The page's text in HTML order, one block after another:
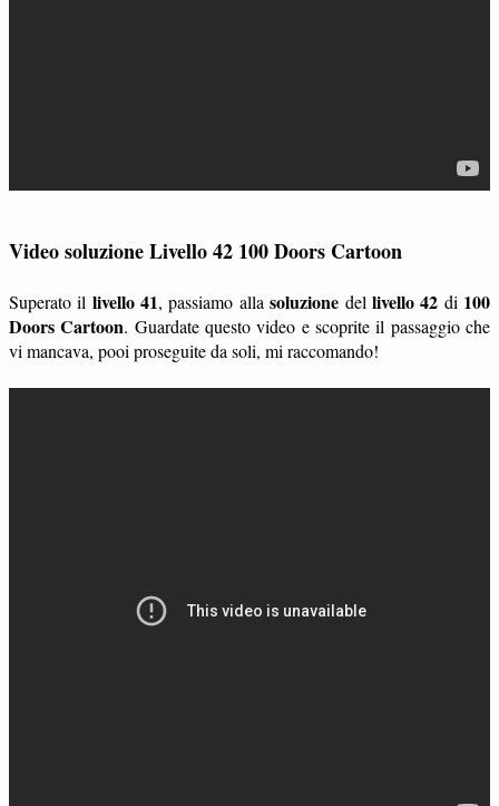
Video soluzione Livello 42 100 Doors Cartoon
Superato il livello 41, passiamo allasoluzione del livello 42 di 100
Doors Cartoon. Guardate questo video e scoprite il passaggio che
vi mancava, pooi proseguite da soli, mi raccomando!